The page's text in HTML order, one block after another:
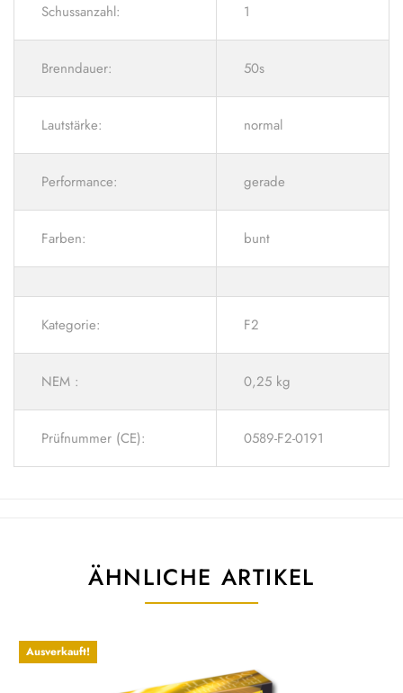
Schussanzahl: 1
Brenndauer: 50s
Lautstärke: normal
Performance: gerade
Farben: bunt
Kategorie: F2
NEM : 0,25 kg
Prüfnummer (CE): 0589-F2-0191
ÄHNLICHE ARTIKEL
Ausverkauft!